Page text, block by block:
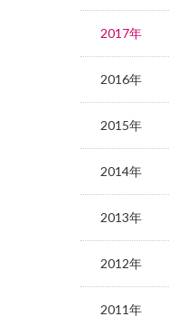
2017年
2016年
2015年
2014年
2013年
2012年
2011年